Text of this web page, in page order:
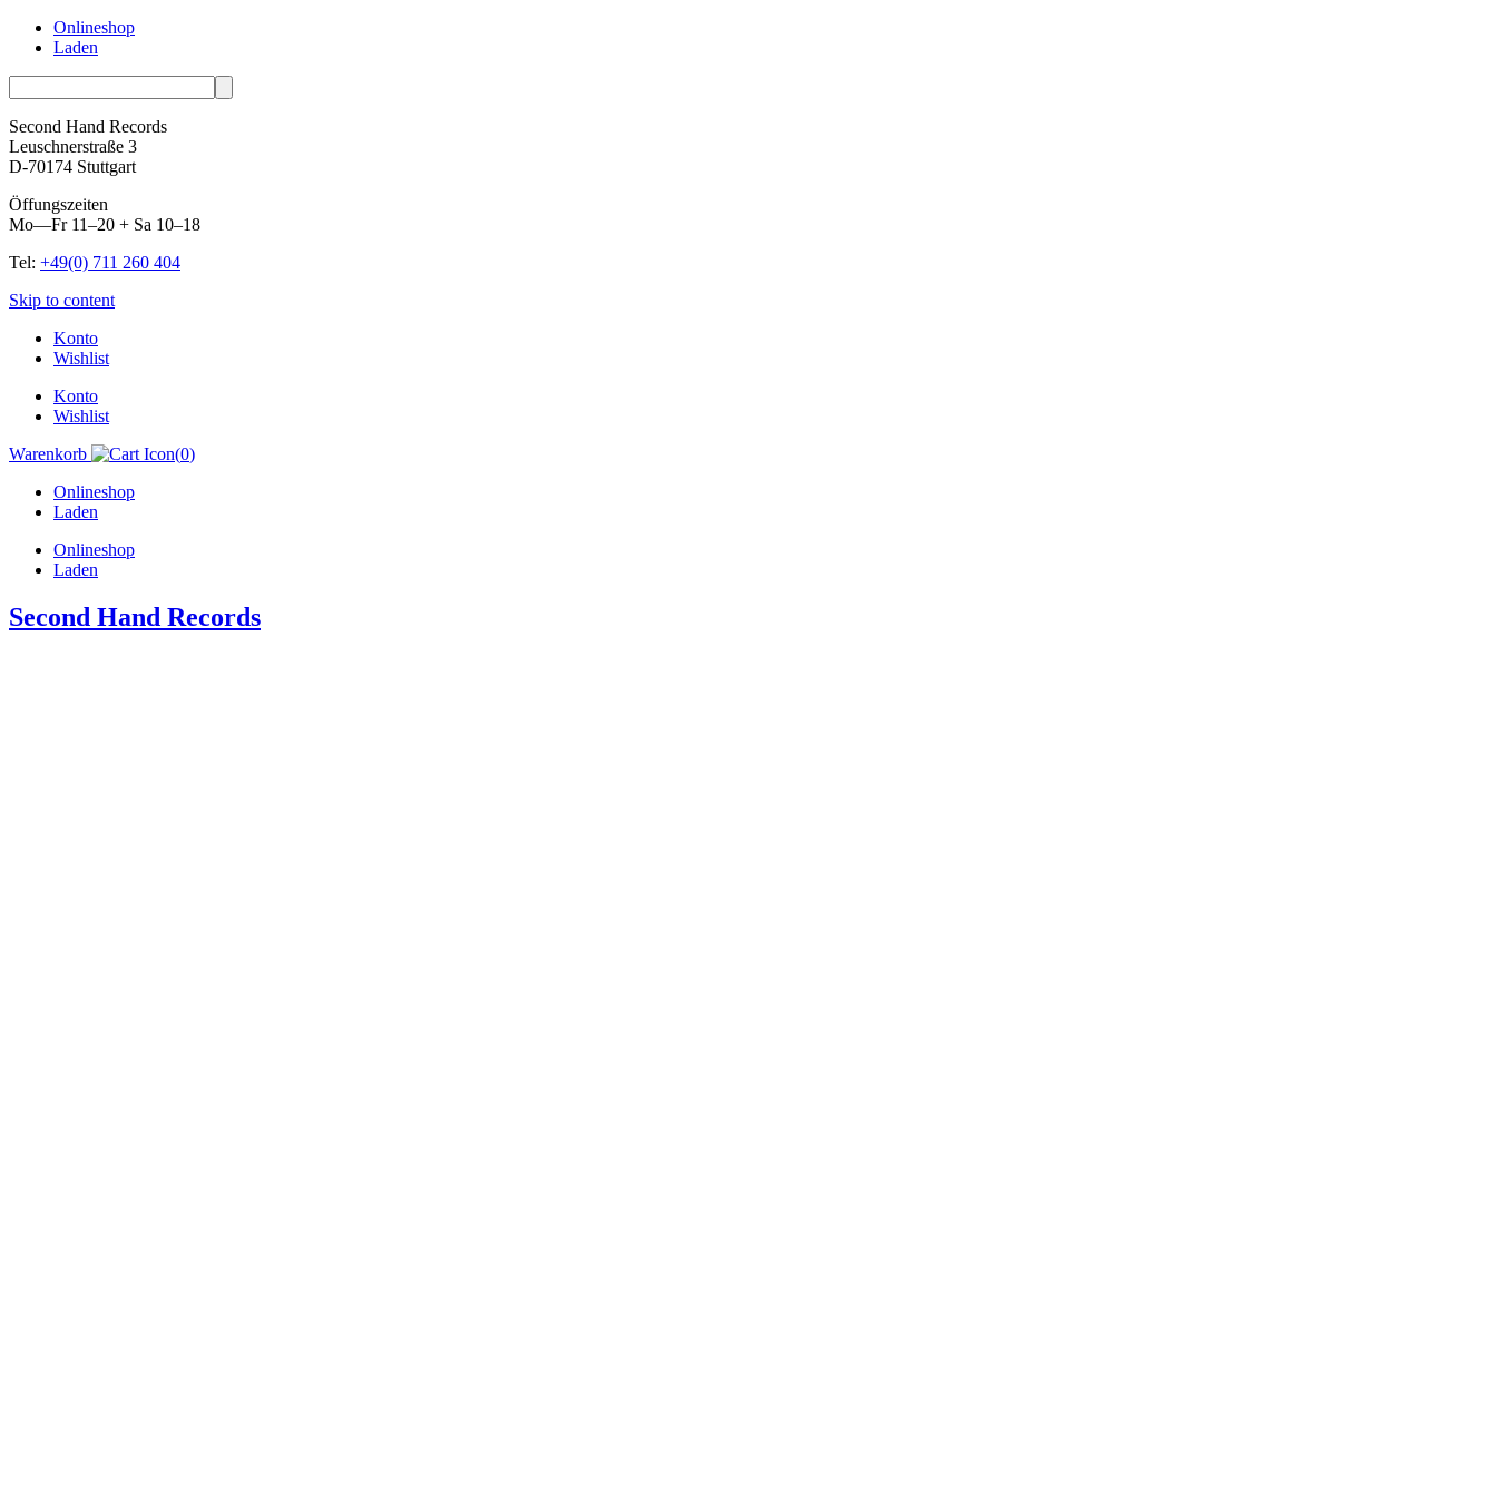
Onlineshop
Laden
Second Hand Records
Leuschnerstraße 3
D-70174 Stuttgart
Öffungszeiten
Mo—Fr 11–20 + Sa 10–18
Tel: +49(0) 711 260 404
Skip to content
Konto
Wishlist
Konto
Wishlist
Warenkorb
(0)
Onlineshop
Laden
Onlineshop
Laden
Second Hand Records